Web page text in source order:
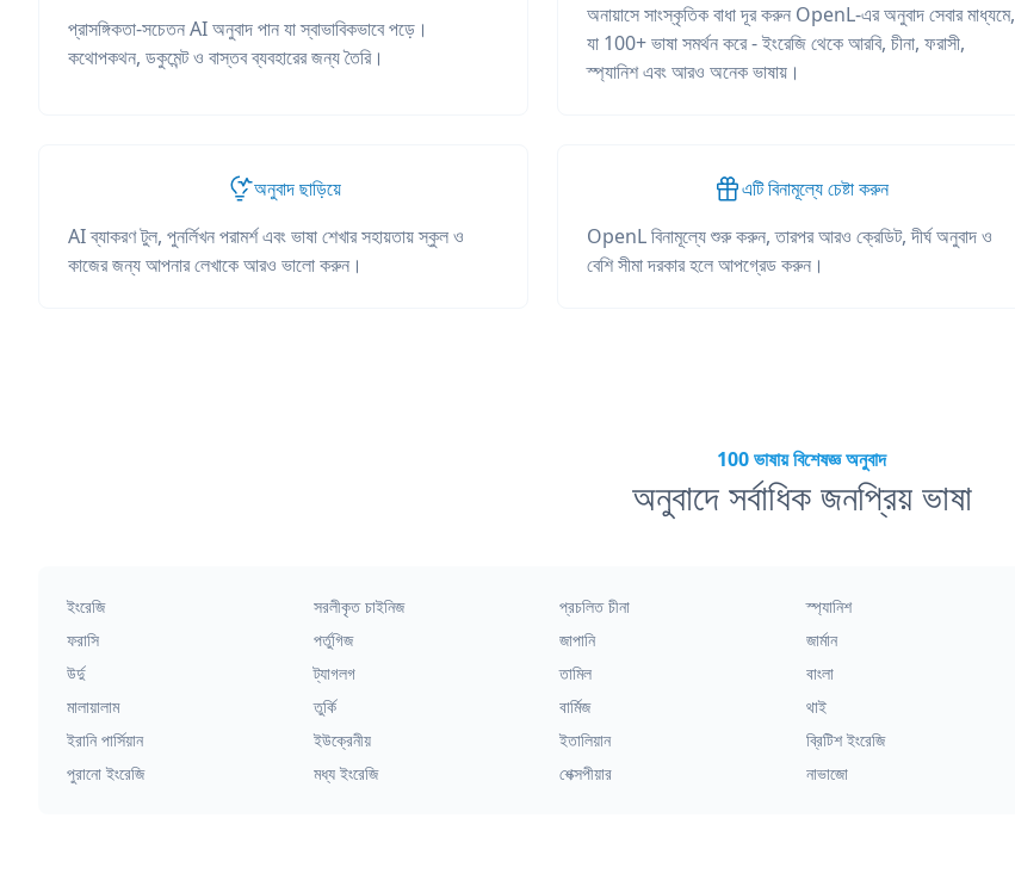
প্রাসঙ্গিকতা-সচেতন AI অনুবাদ পান যা স্বাভাবিকভাবে পড়ে।
কথোপকথন, ডকুমেন্ট ও বাস্তব ব্যবহারের জন্য তৈরি।
অনায়াসে সাংস্কৃতিক বাধা দূর করুন OpenL-এর অনুবাদ সেবার মাধ্যমে,
যা 100+ ভাষা সমর্থন করে - ইংরেজি থেকে আরবি, চীনা, ফরাসী,
স্প্যানিশ এবং আরও অনেক ভাষায়।
অনুবাদ ছাড়িয়ে
AI ব্যাকরণ টুল, পুনর্লিখন পরামর্শ এবং ভাষা শেখার সহায়তায় স্কুল ও
কাজের জন্য আপনার লেখাকে আরও ভালো করুন।
এটি বিনামূল্যে চেষ্টা করুন
OpenL বিনামূল্যে শুরু করুন, তারপর আরও ক্রেডিট, দীর্ঘ অনুবাদ ও
বেশি সীমা দরকার হলে আপগ্রেড করুন।
100 ভাষায় বিশেষজ্ঞ অনুবাদ
অনুবাদে সর্বাধিক জনপ্রিয় ভাষা
ইংরেজি সরলীকৃত চাইনিজ প্রচলিত চীনা স্প্যানিশ
ফরাসি
পর্তুগিজ জাপানি জার্মান
উর্দু
ট্যাগলগ তামিল বাংলা
মালায়ালাম
তুর্কি বার্মিজ থাই
ইরানি পার্সিয়ান
ইউক্রেনীয় ইতালিয়ান ব্রিটিশ ইংরেজি
পুরানো ইংরেজি
মধ্য ইংরেজি শেক্সপীয়ার নাভাজো